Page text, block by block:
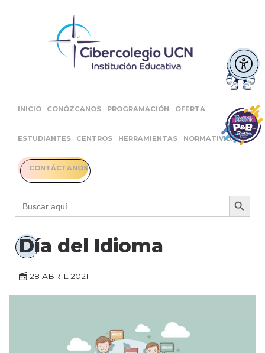
INICIO CONÓZCANOS PROGRAMACIÓN OFERTA
ESTUDIANTES CENTROS HERRAMIENTAS NORMATIVIDAD
CONTÁCTANOS
Buscar: Botón
Día del Idioma
28 ABRIL 2021